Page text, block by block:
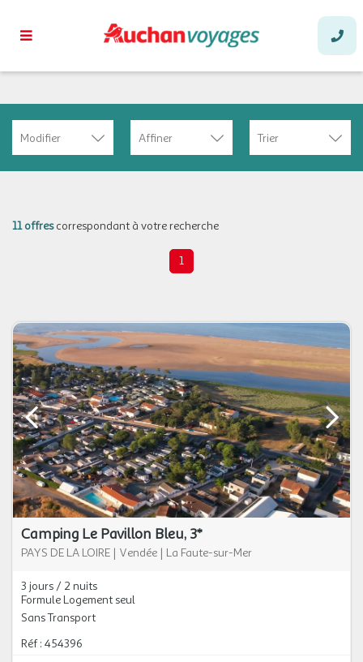
Modifier Affiner Trier
11 offrescorrespondant à votre recherche
1
Camping Le Pavillon Bleu, 3*
PAYS DE LA LOIRE | Vendée | La Faute-sur-Mer
3 jours / 2 nuits
Formule Logement seul
Sans Transport
Réf : 454396